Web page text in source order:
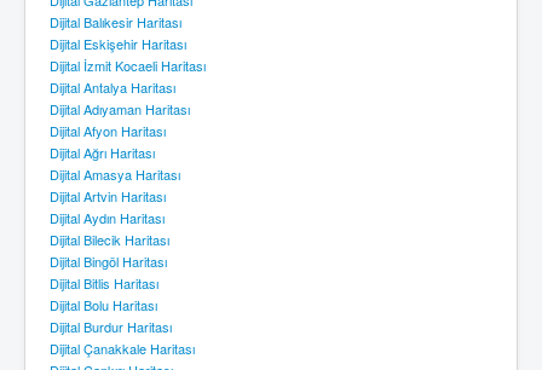
Dijital Balıkesir Haritası
Dijital Eskişehir Haritası
Dijital İzmit Kocaeli Haritası
Dijital Antalya Haritası
Dijital Adıyaman Haritası
Dijital Afyon Haritası
Dijital Ağrı Haritası
Dijital Amasya Haritası
Dijital Artvin Haritası
Dijital Aydın Haritası
Dijital Bilecik Haritası
Dijital Bingöl Haritası
Dijital Bitlis Haritası
Dijital Bolu Haritası
Dijital Burdur Haritası
Dijital Çanakkale Haritası